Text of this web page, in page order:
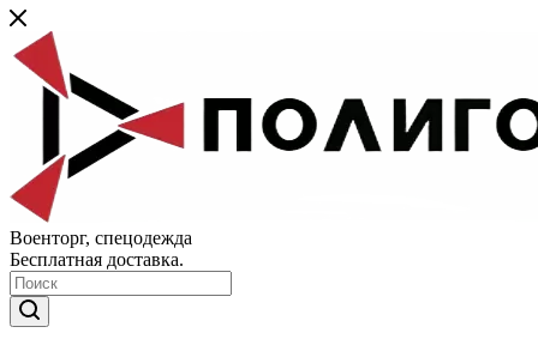
Военторг, спецодежда
Бесплатная доставка.